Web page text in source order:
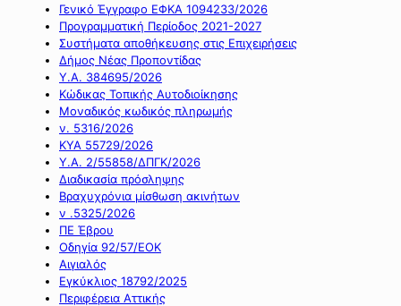
Γενικό Έγγραφο ΕΦΚΑ 1094233/2026
Προγραμματική Περίοδος 2021-2027
Συστήματα αποθήκευσης στις Επιχειρήσεις
Δήμος Νέας Προποντίδας
Υ.Α. 384695/2026
Κώδικας Τοπικής Αυτοδιοίκησης
Μοναδικός κωδικός πληρωμής
ν. 5316/2026
ΚΥΑ 55729/2026
Υ.Α. 2/55858/ΔΠΓΚ/2026
Διαδικασία πρόσληψης
Βραχυχρόνια μίσθωση ακινήτων
ν .5325/2026
ΠΕ Έβρου
Οδηγία 92/57/ΕΟΚ
Αιγιαλός
Εγκύκλιος 18792/2025
Περιφέρεια Αττικής